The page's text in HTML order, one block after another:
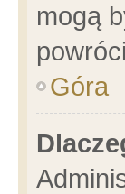
mogą
Góra